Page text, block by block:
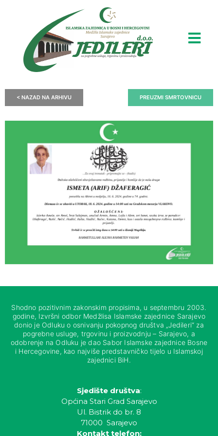
< NAZAD NA ARHIVU PREUZMI SMRTOVNICU
Shodno pozitivnim zakonskim propisima, u septembru 2003.
godine, Izvršni odbor Medžlisa Islamske zajednice Sarajevo
donio je Odluku o osnivanju pokopnog društva „Jedileri“ za
pogrebne usluge, trgovinu i proizvodnju – Sarajevo, a
odobrenje na Odluku je dao Sabor Islamske zajednice Bosne
i Hercegovine, kao najviše predstavničko tijelo u Islamskoj
zajednici BiH.
Sjedište društva:
Općina Stari Grad Sarajevo
Ul. Bistrik do br. 8
71000 Sarajevo
Kontakt telefon: